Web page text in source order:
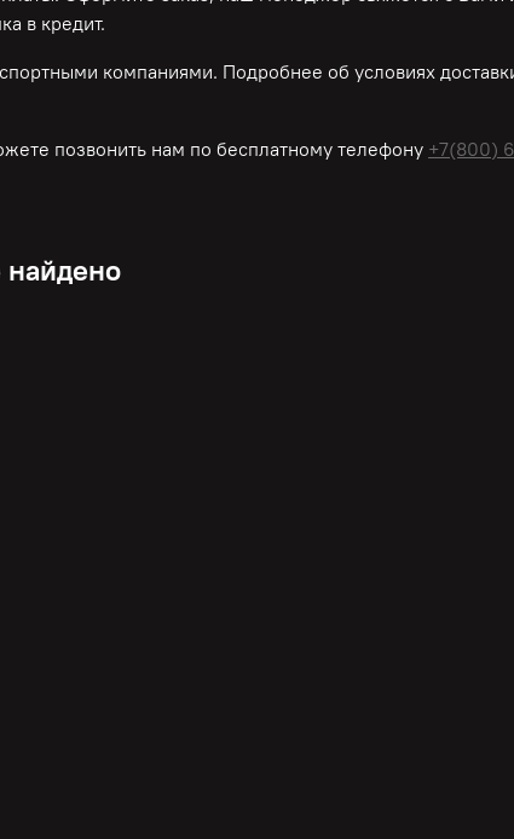
в кредит.
компаниями. Подробнее об условиях
позвонить нам по бесплатномутелефону +7(800)
найдено